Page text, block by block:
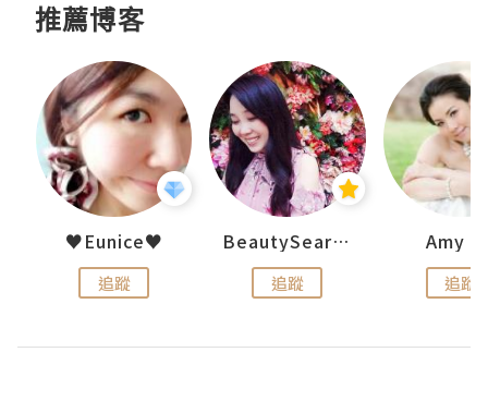
推薦博客
♥Eunice♥
追蹤
BeautySearch
追蹤
Amy
追蹤